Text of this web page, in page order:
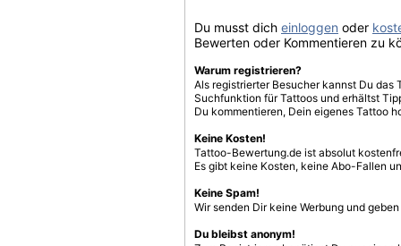
Du musst dich einloggen oder
Bewerten oder Kommentieren zu
Warum registrieren?
Als registrierter Besucher kannst Du
Suchfunktion für Tattoos und erhältst
Du kommentieren, Dein eigenes Tattoo
Keine Kosten!
Tattoo-Bewertung.de ist absolut
Es gibt keine Kosten, keine Abo-Fallen
Keine Spam!
Wir senden Dir keine Werbung und
Du bleibst anonym!